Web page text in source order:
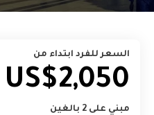
السعر للفرد ابتداء من
US$2,050
مبني على 2 بالغين